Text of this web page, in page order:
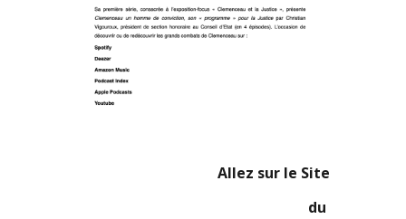
Allez sur le Site
du